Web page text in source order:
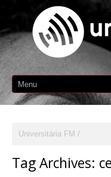
Universitária FM
Tag Archives: